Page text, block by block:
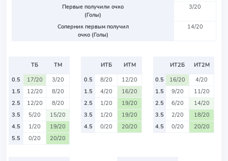
Первые получили очко
(Голы)
3/20
Соперник первым получил
очко (Голы)
14/20
ТБ
ТМ
0.5
17/20
3/20
1.5
12/20
8/20
2.5
12/20
8/20
3.5
5/20
15/20
4.5
1/20
19/20
5.5
0/20 20/20
ИТБ
ИТМ
0.5
8/20
12/20
1.5
4/20
16/20
2.5
1/20
19/20
3.5
1/20
19/20
4.5
0/20 20/20
ИТ2Б
ИТ2М
0.5
16/20
4/20
1.5
9/20
11/20
2.5
6/20
14/20
3.5
2/20
18/20
4.5
0/20 20/20